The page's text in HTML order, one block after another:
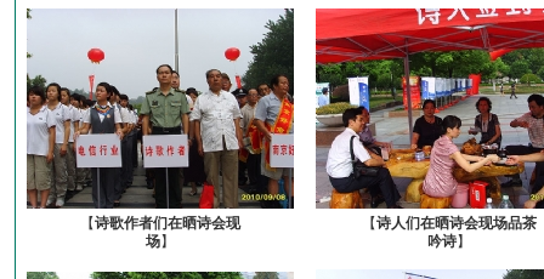
【诗歌作者们在晒诗会现
场】
【诗人们在晒诗会现场品茶
吟诗】